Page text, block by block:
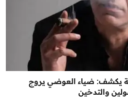
يكشف: ضياء العوضي يروج
والتدخين